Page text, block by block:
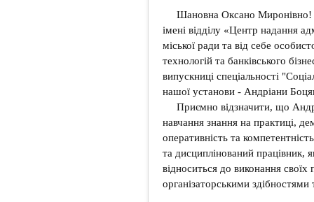
Шановна Оксано Миронівно!
імені відділу «Центр надання
міської ради та від себе
технологій та банківського
випускниці спеціальності
нашої установи - Андріани
Приємно відзначити, що
навчання знання на практиці,
оперативність та
та дисциплінований працівник,
відноситься до виконання своїх
організаторськими